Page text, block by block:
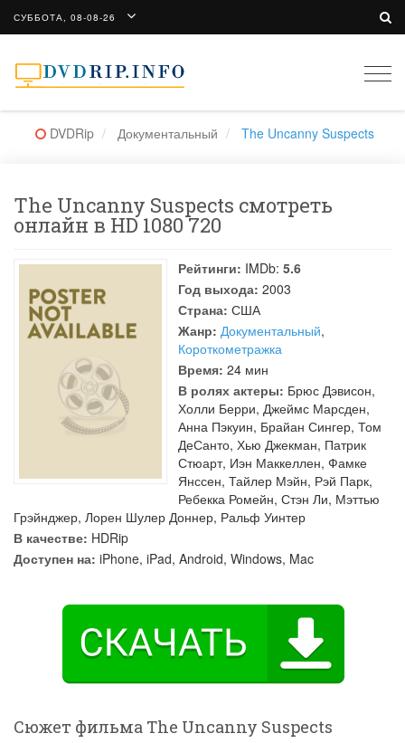
СУББОТА, 08-08-26
DVDRip Документальный The Uncanny Suspects
The Uncanny Suspects смотреть
онлайн в HD 1080 720
Рейтинги: IMDb: 5.6
Год выхода: 2003
Страна: США
Жанр: Документальный,
Короткометражка
Время: 24 мин
В ролях актеры: Брюс Дэвисон,
Холли Берри, Джеймс Марсден,
Анна Пэкуин, Брайан Сингер, Том
ДеСанто, Хью Джекман, Патрик
Стюарт, Иэн Маккеллен, Фамке
Янссен, Тайлер Мэйн, Рэй Парк,
Ребекка Ромейн, Стэн Ли, Мэттью
Грэйнджер, Лорен Шулер Доннер, Ральф Уинтер
В качестве: HDRip
Доступен на: iPhone, iPad, Android, Windows, Mac
Сюжет фильма The Uncanny Suspects